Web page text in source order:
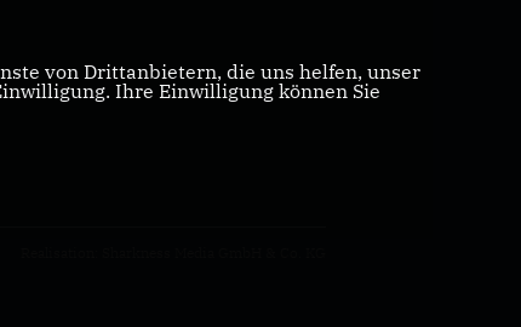
von Drittanbietern, die uns helfen, unser
Ihre Einwilligung können Sie